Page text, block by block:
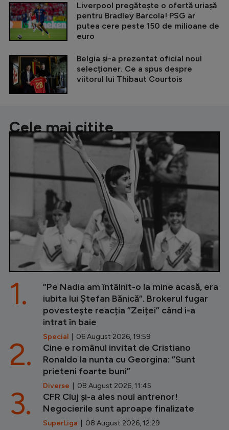
Liverpool pregătește o ofertă uriașă
pentru Bradley Barcola! PSG ar
putea cere peste 150 de milioane de
euro
Belgia și-a prezentat oficial noul
selecționer. Ce a spus despre
viitorul lui Thibaut Courtois
Cele mai citite
”Pe Nadia am întâlnit-o la mine acasă, era
iubita lui Ștefan Bănică”. Brokerul fugar
povestește reacția ”Zeiței” când i-a
intrat în baie
Special | 06 August 2026, 19:59
1.
Cine e românul invitat de Cristiano
Ronaldo la nunta cu Georgina: ”Sunt
prieteni foarte buni”
Diverse | 08 August 2026, 11:45
2.
CFR Cluj și-a ales noul antrenor!
Negocierile sunt aproape finalizate
SuperLiga | 08 August 2026, 12:29
3.